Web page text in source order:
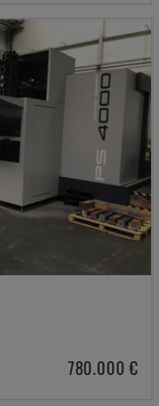
780.000 €